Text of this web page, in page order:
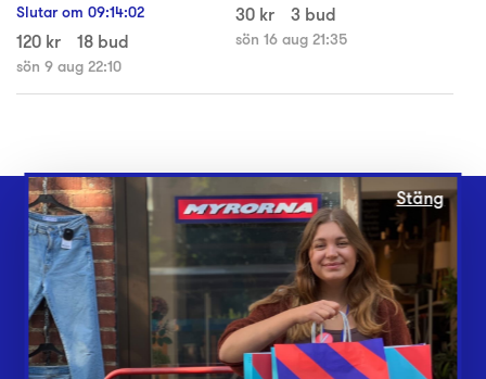
Slutar om 09:14:02
120 kr 18 bud
sön 9 aug 22:10
30 kr
3 bud
sön 16 aug 21:35
Webbshop
Butiker
Lämna in
Vårt överskott
Stäng